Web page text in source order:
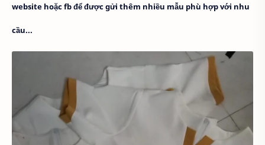
website hoặc fb để được gửi thêm nhiều mẫu phù hợp với nhu
cầu...